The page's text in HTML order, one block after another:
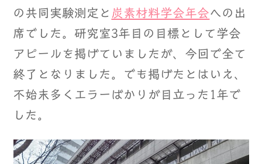
の共同実験測定と 炭素材料学会年会への出
席でした。研究室3年目の目標として学会
アピールを掲げていましたが、今回で全て
終了となりました。でも掲げたとはいえ、
不始末多くエラーばかりが目立った1年で
した。